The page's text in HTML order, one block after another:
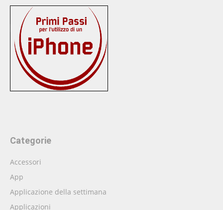
Categorie
Accessori
App
Applicazione della settimana
Applicazioni